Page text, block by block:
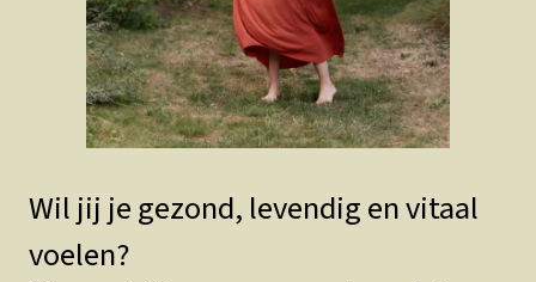
Wil jij je gezond, levendig en vitaal
voelen?